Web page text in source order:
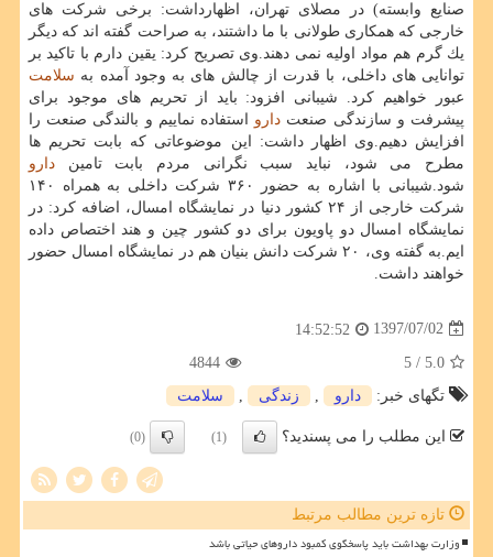
صنایع وابسته) در مصلای تهران، اظهارداشت: برخی شركت های
خارجی كه همكاری طولانی با ما داشتند، به صراحت گفته اند كه دیگر
یك گرم هم مواد اولیه نمی دهند.وی تصریح كرد: یقین دارم با تاكید بر
توانایی های داخلی، با قدرت از چالش های به وجود آمده به سلامت
عبور خواهیم كرد. شیبانی افزود: باید از تحریم های موجود برای
پیشرفت و سازندگی صنعت دارو استفاده نماییم و بالندگی صنعت را
افزایش دهیم.وی اظهار داشت: این موضوعاتی كه بابت تحریم ها
مطرح می شود، نباید سبب نگرانی مردم بابت تامین دارو
شود.شیبانی با اشاره به حضور ۳۶۰ شركت داخلی به همراه ۱۴۰
شركت خارجی از ۲۴ كشور دنیا در نمایشگاه امسال، اضافه كرد: در
نمایشگاه امسال دو پاویون برای دو كشور چین و هند اختصاص داده
ایم.به گفته وی، ۲۰ شركت دانش بنیان هم در نمایشگاه امسال حضور
خواهند داشت.
1397/07/02
14:52:52
5.0
/ 5
4844
تگهای خبر:
دارو زندگی سلامت
این مطلب را می پسندید؟ (1)
(0)
تازه ترین مطالب مرتبط
وزارت بهداشت باید پاسخگوی کمبود داروهای حیاتی باشد